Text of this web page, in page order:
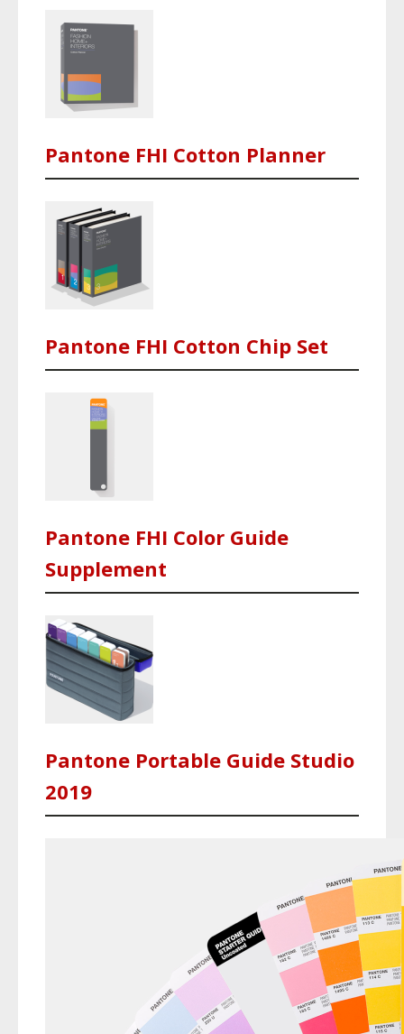
Pantone FHI Cotton Planner
Pantone FHI Cotton Chip Set
Pantone FHI Color Guide
Supplement
Pantone Portable Guide Studio
2019